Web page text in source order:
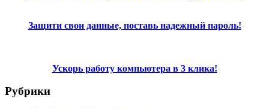
Защити свои данные, поставь надежный пароль!
Ускорь работу компьютера в 3 клика!
Рубрики